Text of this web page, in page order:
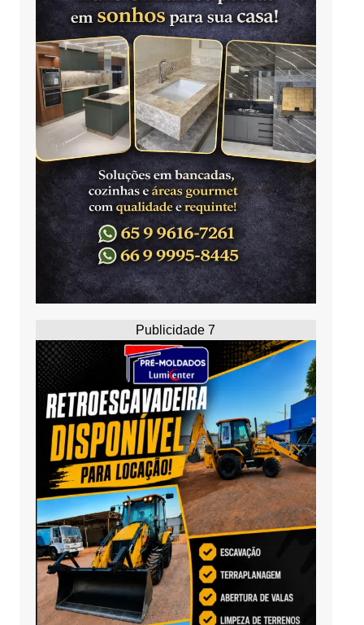
Publicidade 7